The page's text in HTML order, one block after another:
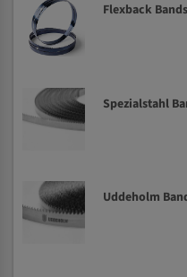
Flexback
Spezialstahl
Uddeholm